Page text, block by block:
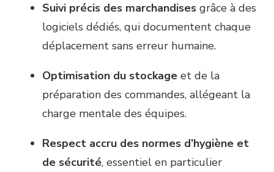
Suivi précis des marchandises grâce à des
logiciels dédiés, qui documentent chaque
déplacement sans erreur humaine.
Optimisation du stockage et de la
préparation des commandes, allégeant la
charge mentale des équipes.
Respect accru des normes d’hygiène et
de sécurité, essentiel en particulier